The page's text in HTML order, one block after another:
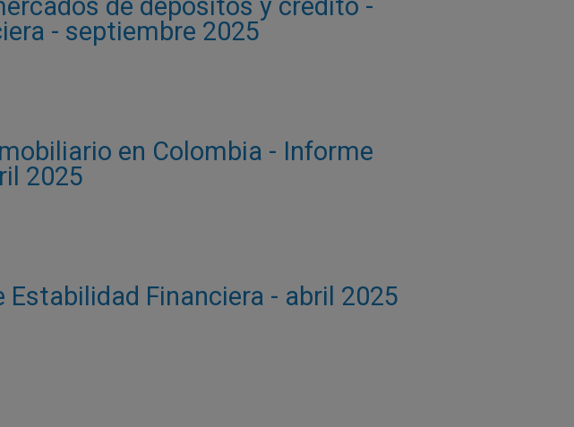
de depósitos y crédito -
- septiembre 2025
en Colombia - Informe
2025
Financiera - abril 2025